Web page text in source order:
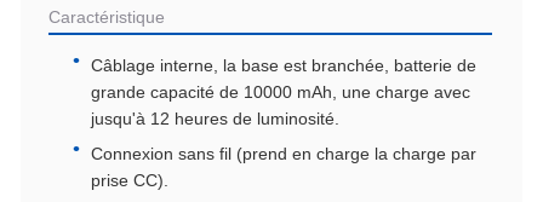
Caractéristique
Câblage interne, la base est branchée, batterie de
grande capacité de 10000 mAh, une charge avec
jusqu'à 12 heures de luminosité.
Connexion sans fil (prend en charge la charge par
prise CC).